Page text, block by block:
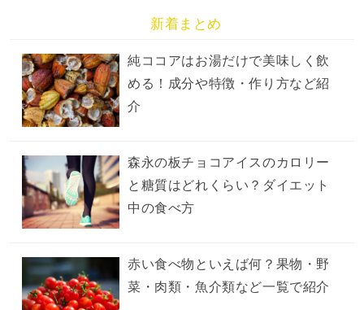
新着まとめ
純ココアはお湯だけで美味しく飲
める！成分や特徴・作り方など紹
介
森永の板チョコアイスのカロリー
と糖質はどれくらい？ダイエット
中の食べ方
赤い食べ物といえば何？果物・野
菜・肉類・魚介類など一覧で紹介